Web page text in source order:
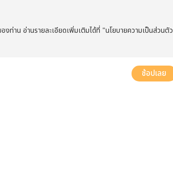
งท่าน อ่านรายละเอียดเพิ่มเติมได้ที่ "นโยบายความเป็นส่วนตั
ช้อปเลย